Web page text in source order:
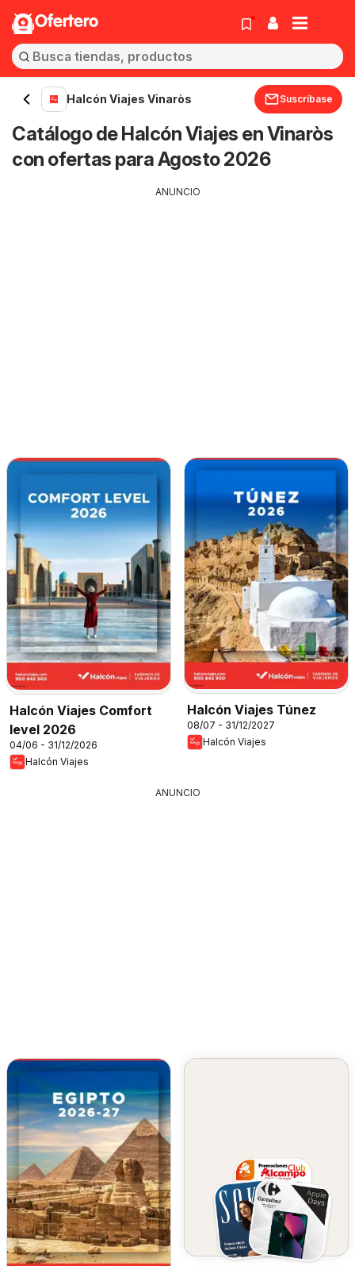
Ofertero
Halcón Viajes Vinaròs Suscríbase
Catálogo de Halcón Viajes en Vinaròs
con ofertas para Agosto 2026
ANUNCIO
Halcón Viajes Comfort
level 2026
04/06 - 31/12/2026
Halcón Viajes
Halcón Viajes Túnez
08/07 - 31/12/2027
Halcón Viajes
ANUNCIO